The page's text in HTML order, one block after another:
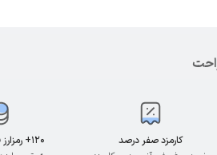
کارمزد صفر درصد
۱۲۰+ رمزارز قابل معامله